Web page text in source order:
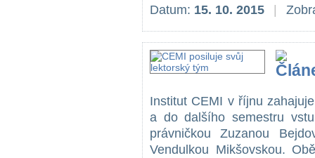
Datum: 15. 10. 2015
Institut CEMI v říjnu
a do dalšího semestru
právničkou Zuzanou
Vendulkou Mikšovskou.